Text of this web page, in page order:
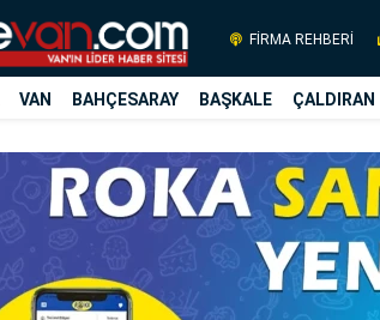
FİRMA REHBERİ
VAN BAHÇESARAY BAŞKALE ÇALDIRAN